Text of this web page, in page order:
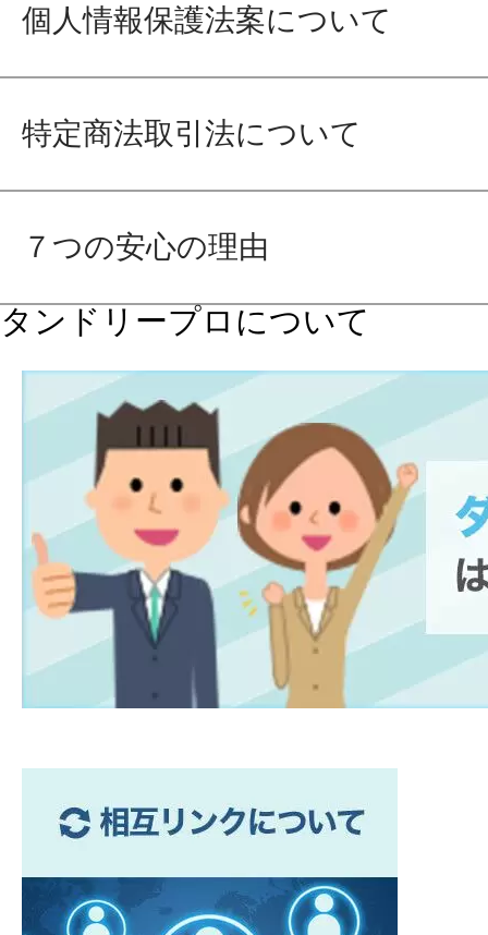
個人情報保護法案について
特定商法取引法について
７つの安心の理由
タンドリープロについて